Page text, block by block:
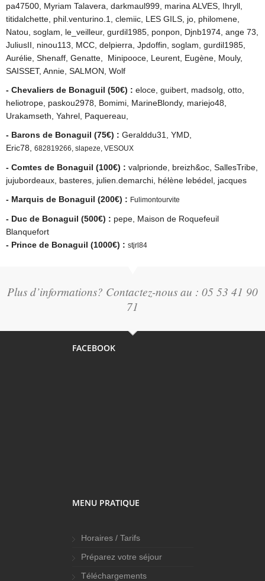
pa47500, Myriam Talavera, darkmaul999, marina ALVES, Ihryll,
titidalchette, phil.venturino.1, clemiic, LES GILS, jo, philomene,
Natou, soglam, le_veilleur, gurdil1985, ponpon, Djnb1974, ange 73,
JuliusII, ninou113, MCC, delpierra, Jpdoffin, soglam, gurdil1985,
Aurélie, Shenaff, Genatte, Minipooce, Leurent, Eugène, Mouly,
SAISSET, Annie, SALMON, Wolf
- Chevaliers de Bonaguil (50€) : eloce, guibert, madsolg, otto,
heliotrope, paskou2978, Bomimi, MarineBlondy, mariejo48,
Urakamseth, Yahrel, Paquereau,
- Barons de Bonaguil (75€) : Geralddu31, YMD,
Eric78, 682819266, slapeze, VESOUX
- Comtes de Bonaguil (100€) : valprionde, breizh&oc, SallesTribe,
jujubordeaux, basteres, julien.demarchi, hélène lebédel, jacques
- Marquis de Bonaguil (200€) : Fulimontourvite
- Duc de Bonaguil (500€) : pepe, Maison de Roquefeuil
Blanquefort
- Prince de Bonaguil (1000€) : stjrl84
Plus d’informations? Contactez-nous au : 05 53 41 90
71
FACEBOOK
MENU PRATIQUE
Horaires / Tarifs
Préparez votre séjour
Téléchargements